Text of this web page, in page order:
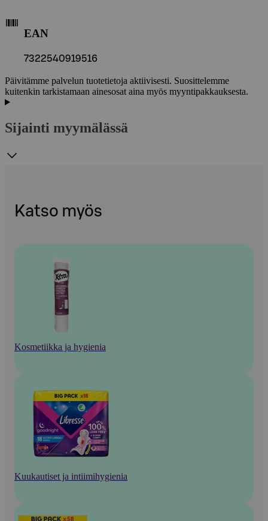
EAN
7322540919516
Päivitämme palvelun tuotetietoja aktiivisesti. Suosittelemme
kuitenkin tarkistamaan ainesosat aina myös myyntipakkauksesta.
Sijainti myymälässä
Katso myös
Kosmetiikka ja hygienia
Kuukautiset ja intiimihygienia